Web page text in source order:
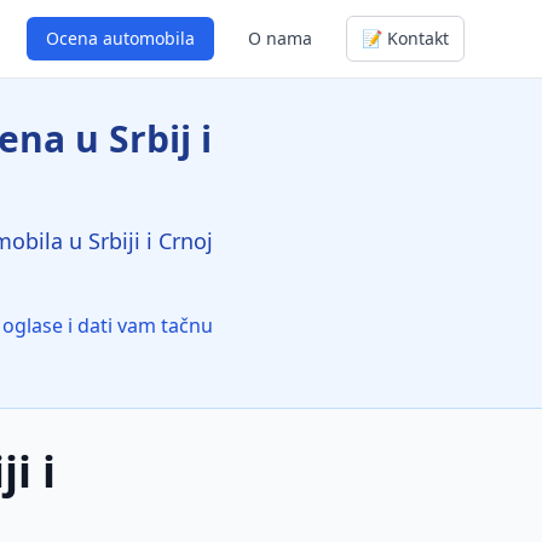
Ocena automobila O nama 📝 Kontakt
u Srbij i
u Srbiji i Crnoj
i dati vam tačnu
i